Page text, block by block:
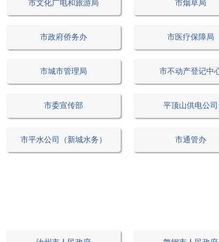
市文化广电和旅游局 市烟草局
市政府侨务办 市医疗保障局
市城市管理局 市不动产登记中
市委宣传部 平顶山供电公司
市平水公司（新城水务） 市通管办